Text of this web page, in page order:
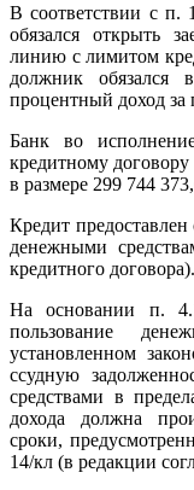
В соответствии с п.
обязался открыть
линию с лимитом
должник обязался
процентный доход за
Банк во
кредитному
в размере 299 744
Кредит
денежными
кредитного договора).
На основании п.
пользование
установленном
ссудную
средствами в
дохода должна
сроки,
14/кл (в редакции